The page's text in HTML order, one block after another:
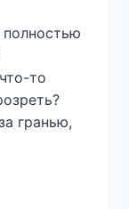
полностью
то
гранью,